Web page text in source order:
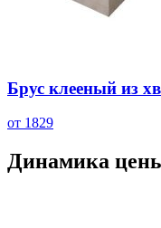
Брус клееный из
от 1829
Динамика